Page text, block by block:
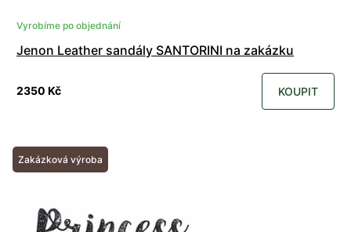
Vyrobíme po objednání
Jenon Leather sandály SANTORINI na zakázku
2350 Kč KOUPIT
Zakázková výroba